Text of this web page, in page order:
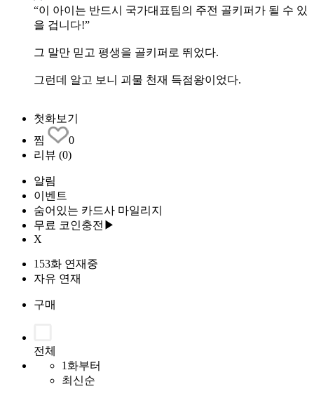
“이 아이는 반드시 국가대표팀의 주전 골키퍼가 될 수 있
을 겁니다!”
그 말만 믿고 평생을 골키퍼로 뛰었다.
그런데 알고 보니 괴물 천재 득점왕이었다.
첫화보기
찜
0
리뷰 (0)
알림
이벤트
숨어있는 카드사 마일리지
무료 코인충전▶
X
153화 연재중
자유 연재
구매
전체
1화부터
최신순